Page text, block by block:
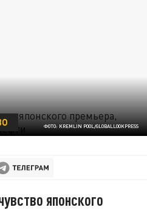
ФОТО: KREMLIN POOL/GLOBALLOOKPRESS
японского